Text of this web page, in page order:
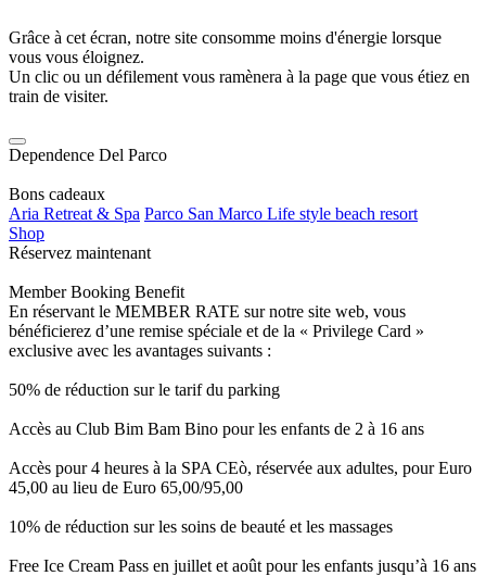
Grâce à cet écran, notre site consomme moins d'énergie lorsque
vous vous éloignez.
Un clic ou un défilement vous ramènera à la page que vous étiez en
train de visiter.
Dependence Del Parco
Bons cadeaux
Aria Retreat & Spa Parco San Marco Life style beach resort
Shop
Réservez maintenant
Member Booking Benefit
En réservant le MEMBER RATE sur notre site web, vous
bénéficierez d’une remise spéciale et de la « Privilege Card »
exclusive avec les avantages suivants :
50% de réduction sur le tarif du parking
Accès au Club Bim Bam Bino pour les enfants de 2 à 16 ans
Accès pour 4 heures à la SPA CEò, réservée aux adultes, pour Euro
45,00 au lieu de Euro 65,00/95,00
10% de réduction sur les soins de beauté et les massages
Free Ice Cream Pass en juillet et août pour les enfants jusqu’à 16 ans